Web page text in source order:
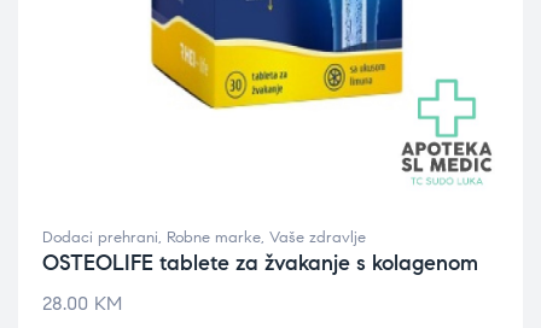
Dodaci prehrani, Robne marke, Vaše zdravlje
OSTEOLIFE tablete za žvakanje s kolagenom
28.00 KM